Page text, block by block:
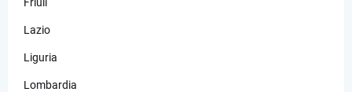
Lazio
Liguria
Lombardia